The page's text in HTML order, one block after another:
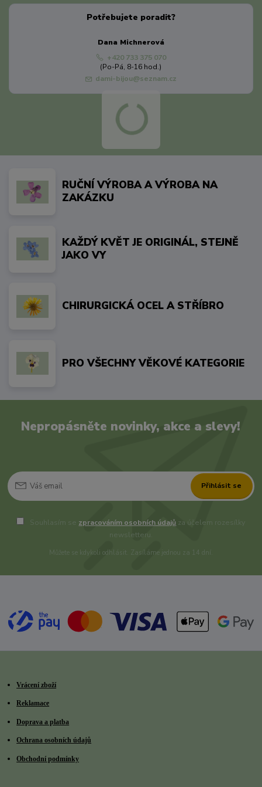
Potřebujete poradit?
Dana Michnerová
+420 733 375 070
(Po-Pá, 8-16 hod.)
dami-bijou@seznam.cz
RUČNÍ VÝROBA A VÝROBA NA
ZAKÁZKU
KAŽDÝ KVĚT JE ORIGINÁL, STEJNĚ
JAKO VY
CHIRURGICKÁ OCEL A STŘÍBRO
PRO VŠECHNY VĚKOVÉ KATEGORIE
Nepropásněte novinky, akce a slevy!
Přihlásit se
Souhlasím se zpracováním osobních údajů za účelem rozesílky
newsletteru.
Můžete se kdykoli odhlásit. Zasíláme jednou za 14 dní.
Vrácení zboží
Reklamace
Doprava a platba
Ochrana osobních údajů
Obchodní podmínky